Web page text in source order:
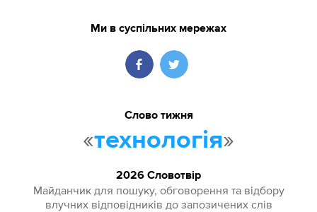
Ми в суспільних мережах
Слово тижня
«технологія»
2026 Словотвір
Майданчик для пошуку, обговорення та відбору
влучних відповідників до запозичених слів